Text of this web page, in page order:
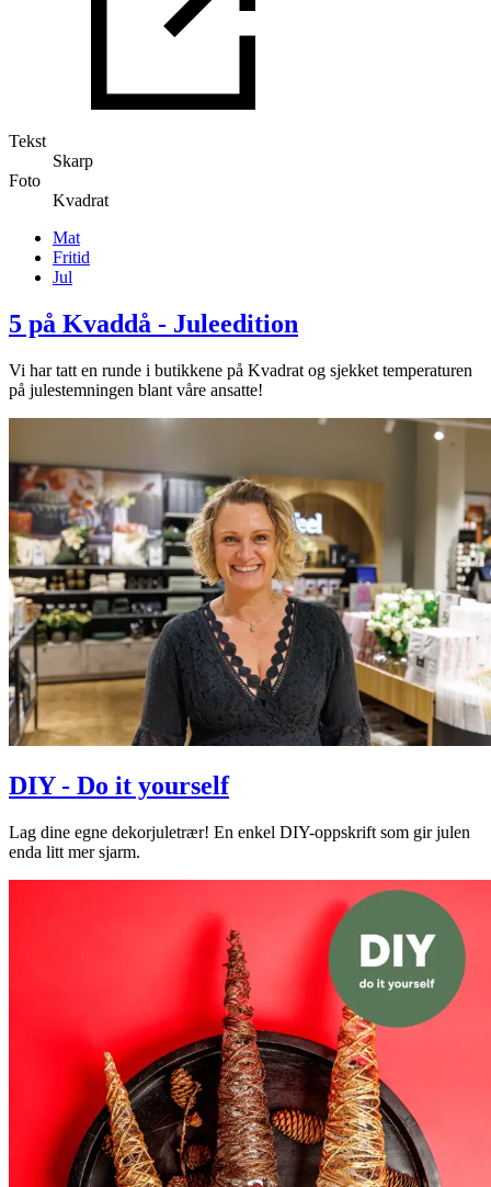
Tekst
Skarp
Foto
Kvadrat
Mat
Fritid
Jul
5 på Kvaddå - Juleedition
Vi har tatt en runde i butikkene på Kvadrat og sjekket temperaturen
på julestemningen blant våre ansatte!
DIY - Do it yourself
Lag dine egne dekorjuletrær! En enkel DIY-oppskrift som gir julen
enda litt mer sjarm.